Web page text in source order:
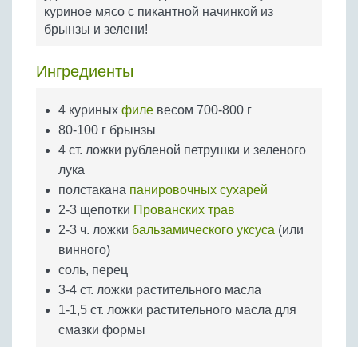
Бобовые
Яйца
куриное мясо с пикантной начинкой из
брынзы и зелени!
Ингредиенты
4 куриных филе весом 700-800 г
80-100 г брынзы
4 ст. ложки рубленой петрушки и зеленого
лука
полстакана панировочных сухарей
2-3 щепотки Прованских трав
2-3 ч. ложки бальзамического уксуса (или
винного)
соль, перец
3-4 ст. ложки растительного масла
1-1,5 ст. ложки растительного масла для
смазки формы